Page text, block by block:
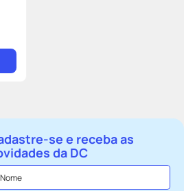
se e receba as
da DC